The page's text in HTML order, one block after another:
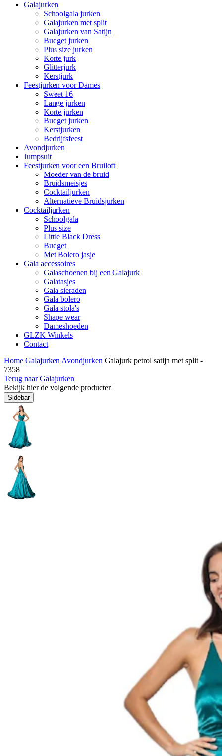
Galajurken
Schoolgala jurken
Galajurken met split
Galajurken van Satijn
Budget jurken
Plus size jurken
Korte jurk
Glitterjurk
Kerstjurk
Feestjurken voor Dames
Sweet 16
Lange jurken
Korte jurken
Budget jurken
Kerstjurken
Bedrijfsfeest
Avondjurken
Jumpsuit
Feestjurken voor een Bruiloft
Moeder van de bruid
Bruidsmeisjes
Cocktailjurken
Alternatieve Bruidsjurken
Cocktailjurken
Schoolgala
Plus size
Little Black Dress
Budget
Met Bolero jasje
Gala accessoires
Galaschoenen bij een Galajurk
Galatasjes
Gala sieraden
Gala bolero
Gala stola's
Shape wear
Dameshoeden
GLZK Winkels
Contact
Home Galajurken Avondjurken Galajurk petrol satijn met split -
7358
Terug naar Galajurken
Bekijk hier de volgende producten
Sidebar